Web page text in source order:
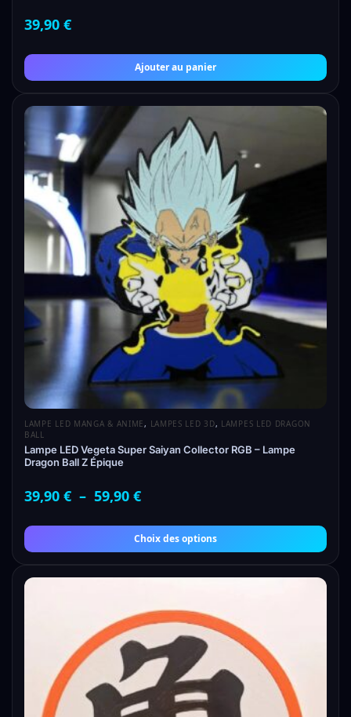
39,90 €
Ajouter au panier
LAMPE LED MANGA & ANIME, LAMPES LED 3D, LAMPES LED DRAGON
BALL
Lampe LED Vegeta Super Saiyan Collector RGB – Lampe
Dragon Ball Z Épique
39,90 € – 59,90 €
Choix des options